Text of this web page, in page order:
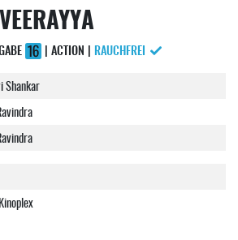
| ACTION | RAUCHFREI
Shankar